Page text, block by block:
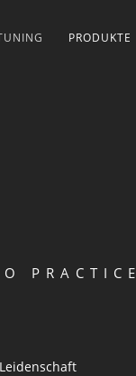
PRODUKTE
PRACTICE